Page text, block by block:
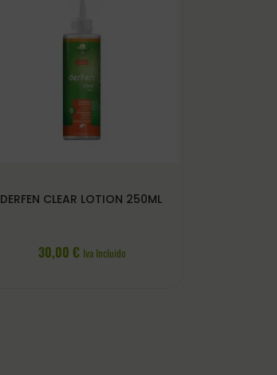
DERFEN CLEAR LOTION 250ML
30,00 € Iva Incluido